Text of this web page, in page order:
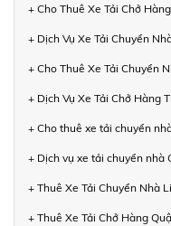
+ Cho Thuê Xe Tải Chở
+ Dịch Vụ Xe Tải Chuyển
+ Cho Thuê Xe Tải Chuyển
+ Dịch Vụ Xe Tải Chở Hàng
+ Cho thuê xe tải chuyển
+ Dịch vụ xe tải chuyển nhà
+ Thuê Xe Tải Chuyển Nhà
+ Thuê Xe Tải Chở Hàng